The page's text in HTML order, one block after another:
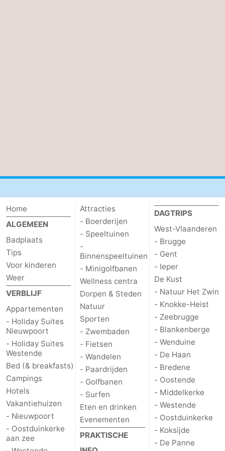
Home
ALGEMEEN
Badplaats
Tips
Voor kinderen
Weer
VERBLIJF
Appartementen
- Holiday Suites
Nieuwpoort
- Holiday Suites
Westende
Bed (& breakfasts)
Campings
Hotels
Vakantiehuizen
- Nieuwpoort
- Oostduinkerke
aan zee
Attracties
- Boerderijen
- Speeltuinen
-
Binnenspeeltuinen
- Minigolfbanen
Wellness centra
Dorpen & Steden
Natuur
Sporten
- Zwembaden
- Fietsen
- Wandelen
- Paardrijden
- Golfbanen
- Surfen
Eten en drinken
Evenementen
PRAKTISCHE
DAGTRIPS
West-Vlaanderen
- Brugge
- Gent
- Ieper
De Kust
- Natuur Het Zwin
- Knokke-Heist
- Zeebrugge
- Blankenberge
- Wenduine
- De Haan
- Bredene
- Oostende
- Middelkerke
- Westende
- Oostduinkerke
- Koksijde
- De Panne